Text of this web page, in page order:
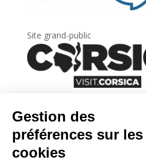
Site grand-public
Newsletter
Inscrivez-vous àla lettre
l’Agence du tourisme de la